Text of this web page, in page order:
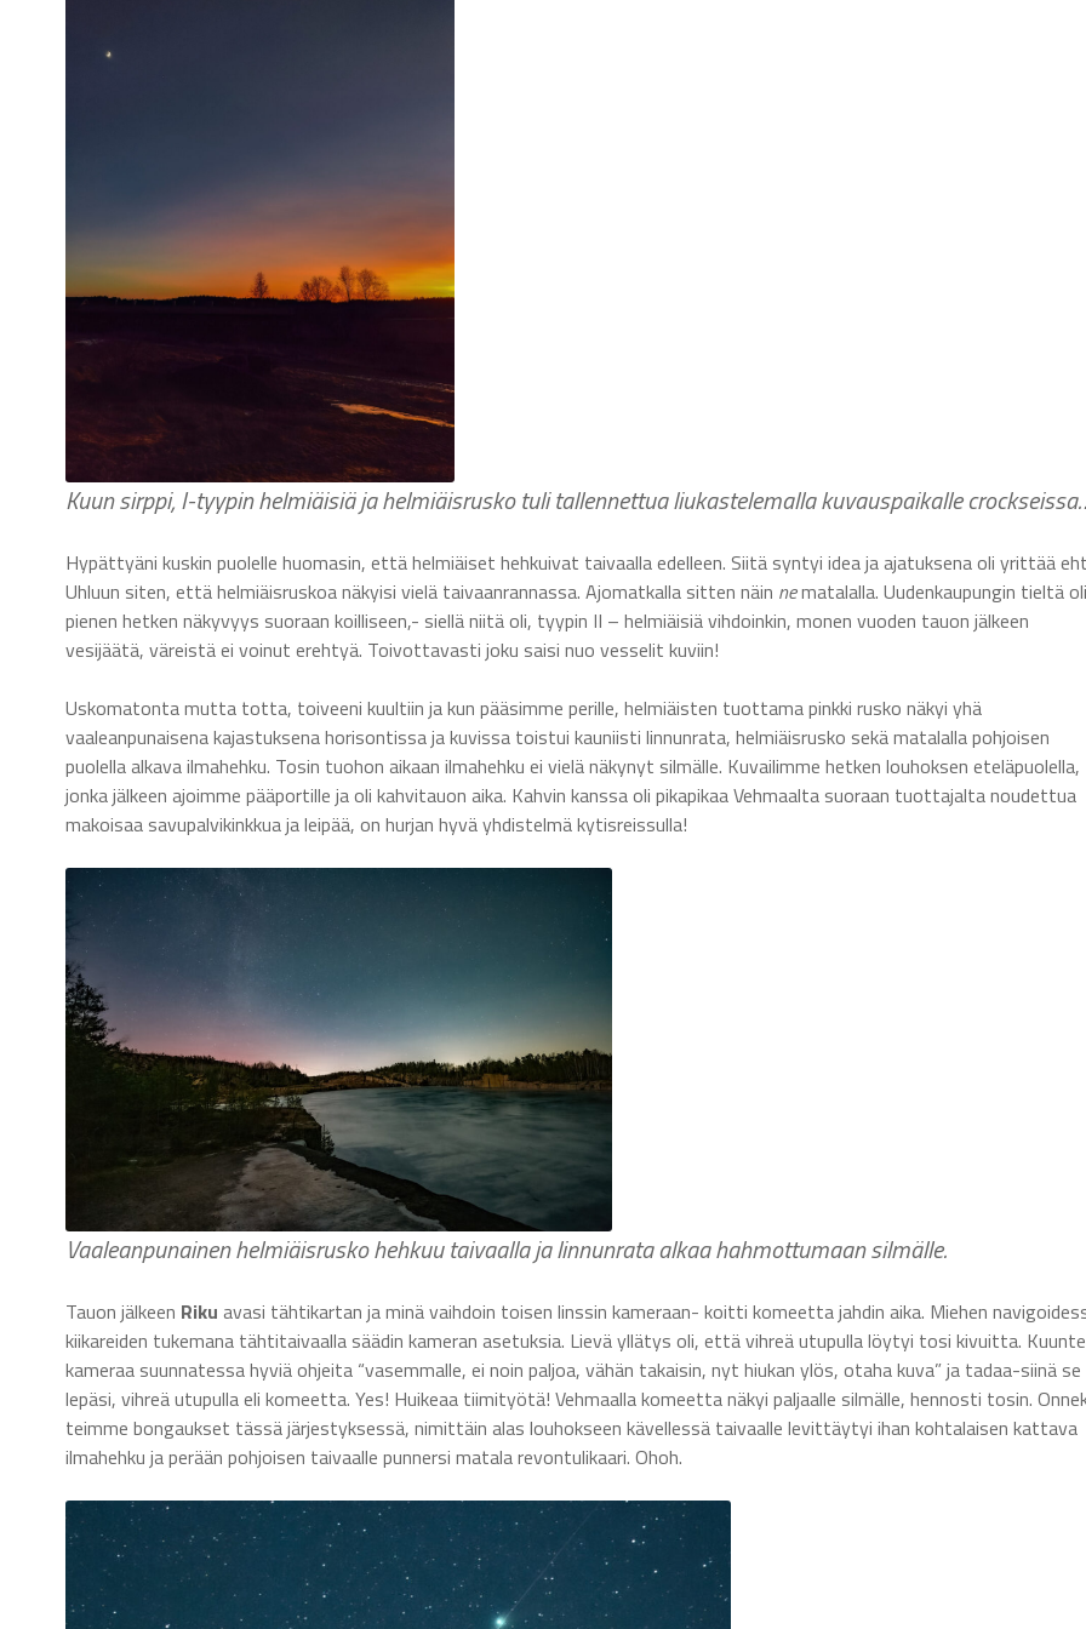
Kuun sirppi, I-tyypin helmiäisiä ja helmiäisrusko tuli tallennettua liukastelemalla kuvauspaikalle
Hypättyäni kuskin puolelle huomasin, että helmiäiset hehkuivat taivaalla edelleen. Siitä syntyi idea ja ajatuksena oli yrittää
Uhluun siten, että helmiäisruskoa näkyisi vielä taivaanrannassa. Ajomatkalla sitten näin nematalalla. Uudenkaupungin tieltä oli
pienen hetken näkyvyys suoraan koilliseen,- siellä niitä oli, tyypin II – helmiäisiä vihdoinkin, monen vuoden tauon jälkeen
vesijäätä, väreistä ei voinut erehtyä. Toivottavasti joku saisi nuo vesselit kuviin!
Uskomatonta mutta totta, toiveeni kuultiin ja kun pääsimme perille, helmiäisten tuottama pinkki rusko näkyi yhä
vaaleanpunaisena kajastuksena horisontissa ja kuvissa toistui kauniisti linnunrata, helmiäisrusko sekä matalalla pohjoisen
puolella alkava ilmahehku. Tosin tuohon aikaan ilmahehku ei vielä näkynyt silmälle. Kuvailimme hetken louhoksen eteläpuolella,
jonka jälkeen ajoimme pääportille ja oli kahvitauon aika. Kahvin kanssa oli pikapikaa Vehmaalta suoraan tuottajalta noudettua
makoisaa savupalvikinkkua ja leipää, on hurjan hyvä yhdistelmä kytisreissulla!
Vaaleanpunainen helmiäisrusko hehkuu taivaalla ja linnunrata alkaa hahmottumaan silmälle.
Tauon jälkeen Riku avasi tähtikartan ja minä vaihdoin toisen linssin kameraan- koitti komeetta jahdin aika. Miehen
kiikareiden tukemana tähtitaivaalla säädin kameran asetuksia. Lievä yllätys oli, että vihreä utupulla löytyi tosi kivuitta.
kameraa suunnatessa hyviä ohjeita “vasemmalle, ei noin paljoa, vähän takaisin, nyt hiukan ylös, otaha kuva” ja tadaa-siinä se
lepäsi, vihreä utupulla eli komeetta. Yes! Huikeaa tiimityötä! Vehmaalla komeetta näkyi paljaalle silmälle, hennosti tosin.
teimme bongaukset tässä järjestyksessä, nimittäin alas louhokseen kävellessä taivaalle levittäytyi ihan kohtalaisen kattava
ilmahehku ja perään pohjoisen taivaalle punnersi matala revontulikaari. Ohoh.